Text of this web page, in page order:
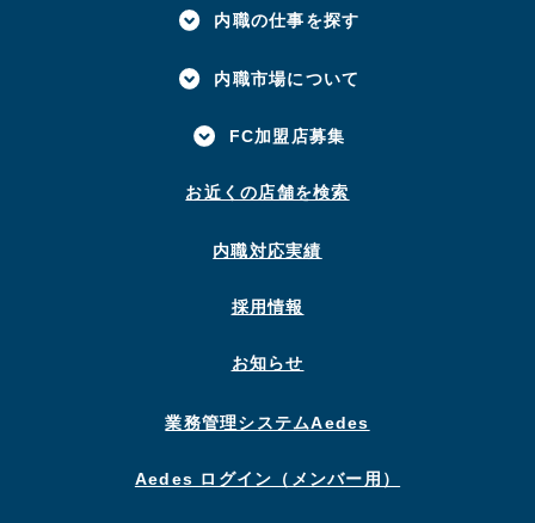
内職の仕事を探す
内職市場について
FC加盟店募集
お近くの店舗を検索
内職対応実績
採用情報
お知らせ
業務管理システムAedes
Aedes ログイン（メンバー用）